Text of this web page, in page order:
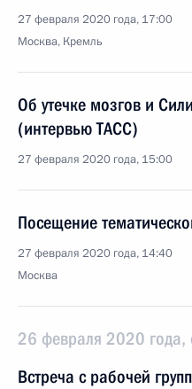
27 февраля 2020 года, 17:00
Москва, Кремль
Об утечке мозгов и
(интервью ТАСС)
27 февраля 2020 года, 15:00
Посещение
27 февраля 2020 года, 14:40
Москва
26 февраля 2020 года,
Встреча с рабочей